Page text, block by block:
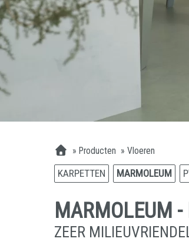
» Producten »Vloeren
KARPETTEN MARMOLEUM
MARMOLEUM
ZEER